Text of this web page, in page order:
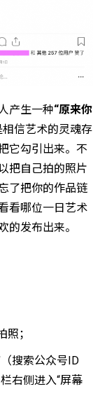
产生一种“原来你
信艺术的灵魂存
它勾引出来。不
把自己拍的照片
了把你的作品链
看哪位一日艺术
的发布出来。
；
搜索公众号ID
右侧进入“屏幕